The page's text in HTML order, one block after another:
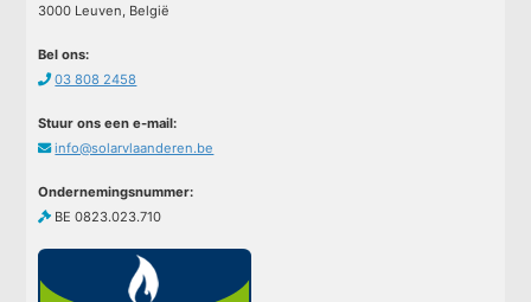
3000 Leuven, België
Bel ons:
03 808 2458
Stuur ons een e-mail:
info@solarvlaanderen.be
Ondernemingsnummer:
BE 0823.023.710